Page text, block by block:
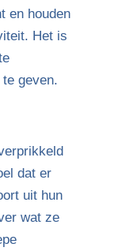
en houden
Het is
geven.
dat er
uit hun
wat ze